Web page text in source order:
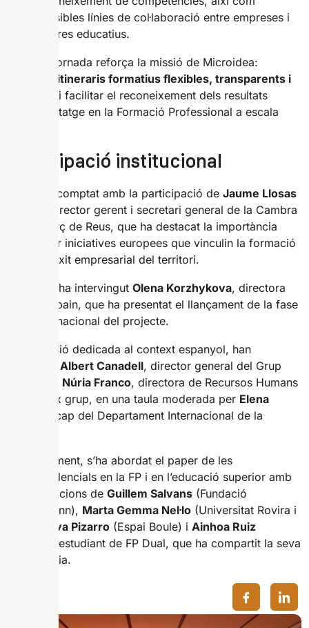
possibles línies de col·laboració entre empreses i
centres educatius.
Aquesta jornada reforça la missió de Microidea:
impulsar itineraris formatius flexibles, transparents i
i facilitar el reconeixement dels resultats
d’aprenentatge en la Formació Professional a escala
Participació institucional
L’acte ha comptat amb la participació deJaume Llosas
, director gerent i secretari general de la Cambra
de Comerç de Reus, que ha destacat la importància
d’impulsar iniciatives europees que vinculin la formació
amb el teixit empresarial del territori.
També hi ha intervingutOlena Korzhykova, directora
de DomSpain, que ha presentat el llançament de la fase
pilot internacional del projecte.
En la sessió dedicada al context espanyol, han
participatAlbert Canadell, director general del Grup
Núria Franco, directora de Recursos Humans
del mateix grup, en una taula moderada per Elena
, cap del Departament Internacional de la
Posteriorment, s’ha abordat el paper de les
microcredencials en la FP i en l’educació superior amb
les aportacions deGuillem Salvans (Fundació
Bertelsmann), Marta Gemma Nel·lo (Universitat Rovira i
Eva Pizarro (Espai Boule) iAinhoa Ruiz
, estudiant de FP Dual, que ha compartit la seva
experiència.